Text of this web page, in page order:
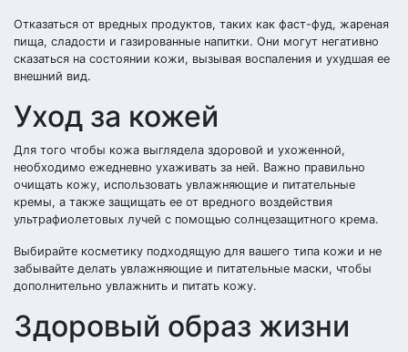
Отказаться от вредных продуктов, таких как фаст-фуд, жареная
пища, сладости и газированные напитки. Они могут негативно
сказаться на состоянии кожи, вызывая воспаления и ухудшая ее
внешний вид.
Уход за кожей
Для того чтобы кожа выглядела здоровой и ухоженной,
необходимо ежедневно ухаживать за ней. Важно правильно
очищать кожу, использовать увлажняющие и питательные
кремы, а также защищать ее от вредного воздействия
ультрафиолетовых лучей с помощью солнцезащитного крема.
Выбирайте косметику подходящую для вашего типа кожи и не
забывайте делать увлажняющие и питательные маски, чтобы
дополнительно увлажнить и питать кожу.
Здоровый образ жизни